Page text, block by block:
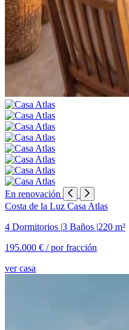
En renovación
Costa de la Luz Casa Atlas
4 Dormitorios |3 Baños |220 m²
195.000 € /por fracción
ver casa